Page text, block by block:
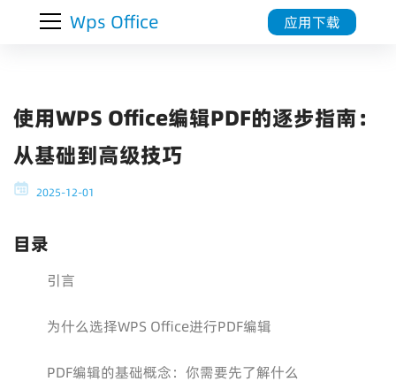
Wps Office 应用下载
使用WPS Office编辑PDF的逐步指南：
从基础到高级技巧
2025-12-01
目录
引言
为什么选择WPS Office进行PDF编辑
PDF编辑的基础概念：你需要先了解什么